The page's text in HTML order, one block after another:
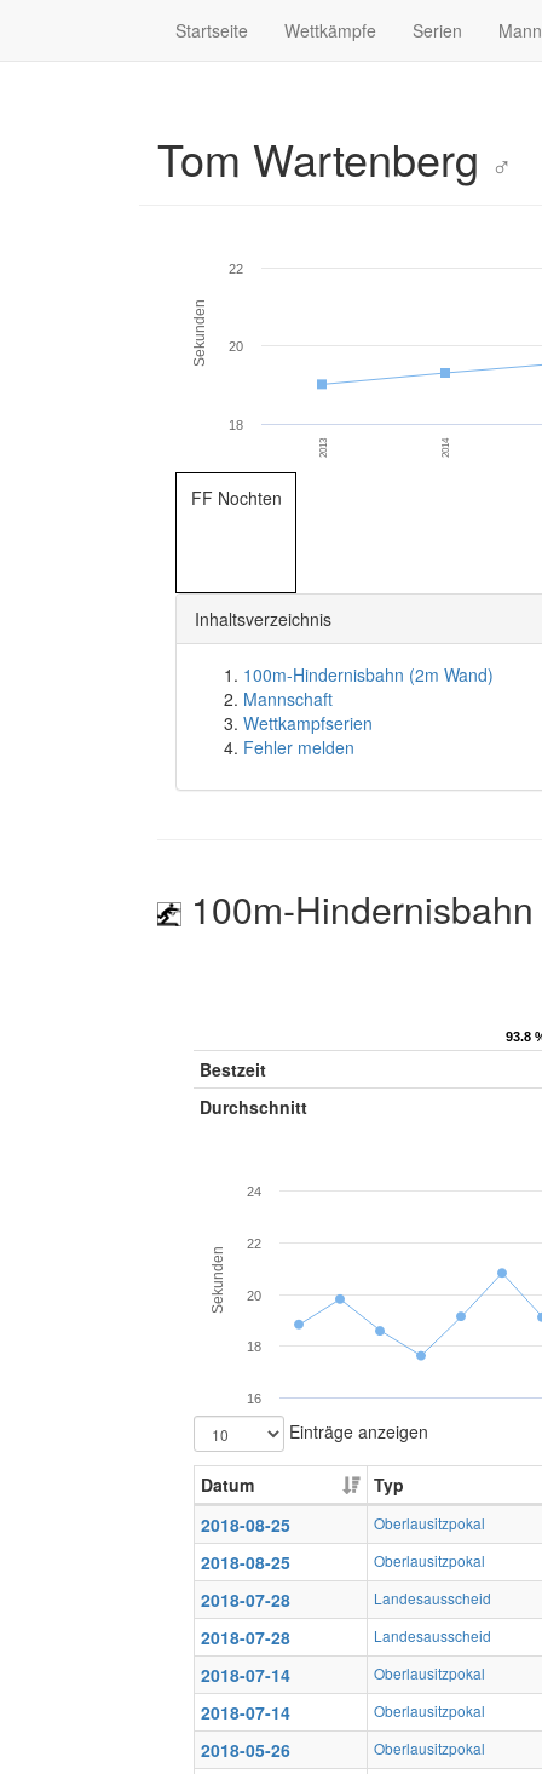
Startseite Wettkämpfe Serien
Tom Wartenberg ♂
Sekunden
2013 2014
18
20
22
FF Nochten
Inhaltsverzeichnis
100m-Hindernisbahn (2m Wand)
Mannschaft
Wettkampfserien
Fehler melden
100m-
93.8
93.8
Bestzeit
Durchschnitt
Sekunden
16
18
20
22
24
Einträge anzeigen
Datum
Typ
2018-08-25
Oberlausitzpokal
2018-08-25 Oberlausitzpokal
2018-07-28 Landesausscheid
2018-07-28 Landesausscheid
2018-07-14 Oberlausitzpokal
2018-07-14 Oberlausitzpokal
2018-05-26 Oberlausitzpokal